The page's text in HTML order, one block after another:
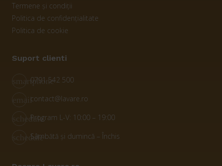
Termene și condiții
Politica de confidențialitate
Politica de cookie
Suport clienti
smartphone
0791 542 500
emailcontact@lavare.ro
scheduleProgram L-V: 10:00 – 19:00
scheduleSâmbătă și dumincă – Închis